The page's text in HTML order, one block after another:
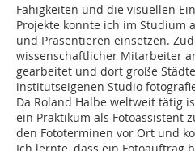
Fähigkeiten und die visuellen
Projekte konnte ich im Studium
und Präsentieren einsetzen.
wissenschaftlicher Mitarbeiter
gearbeitet und dort große
institutseigenen Studio
Da Roland Halbe weltweit tätig
ein Praktikum als Fotoassistent
den Fototerminen vor Ort und